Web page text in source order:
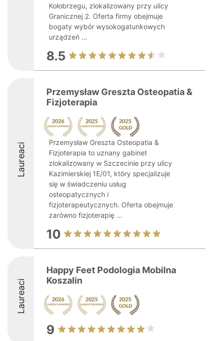
Kołobrzegu, zlokalizowany przy ulicy
Granicznej 2. Oferta firmy obejmuje
bogaty wybór wysokogatunkowych
urządzeń ...
8.5
Laureaci
Przemysław Greszta Osteopatia &
Fizjoterapia
Przemysław Greszta Osteopatia &
Fizjoterapia to uznany gabinet
zlokalizowany w Szczecinie przy ulicy
Kazimierskiej 1E/01, który specjalizuje
się w świadczeniu usług
osteopatycznych i
fizjoterapeutycznych. Oferta obejmuje
zarówno fizjoterapię ...
10
Laureaci
Happy Feet Podologia Mobilna
Koszalin
9